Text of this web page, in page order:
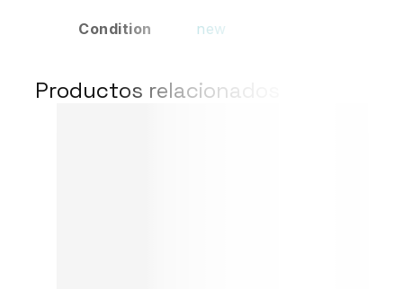
Condition new
Productos relacionados